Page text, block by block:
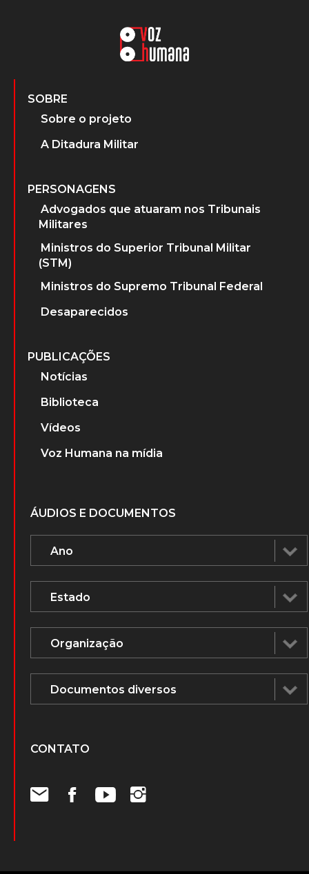
SOBRE
Sobre o projeto
A Ditadura Militar
PERSONAGENS
Advogados que atuaram nos Tribunais
Militares
Ministros do Superior Tribunal Militar
(STM)
Ministros do Supremo Tribunal Federal
Desaparecidos
PUBLICAÇÕES
Notícias
Biblioteca
Vídeos
Voz Humana na mídia
ÁUDIOS E DOCUMENTOS
CONTATO